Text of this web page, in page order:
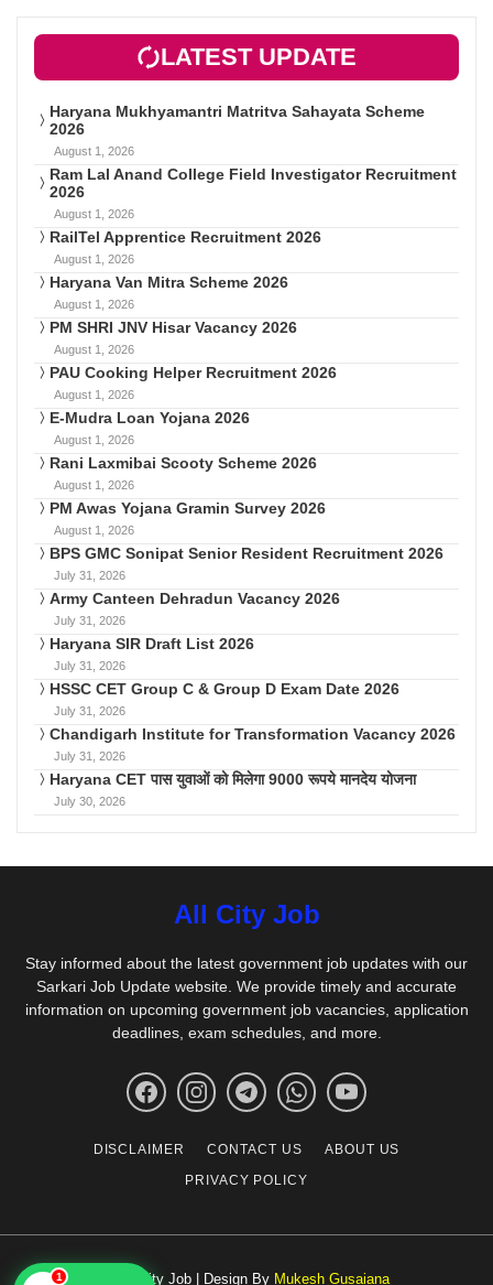
LATEST UPDATE
Haryana Mukhyamantri Matritva Sahayata Scheme
2026
August 1, 2026
Ram Lal Anand College Field Investigator Recruitment
2026
August 1, 2026
RailTel Apprentice Recruitment 2026
August 1, 2026
Haryana Van Mitra Scheme 2026
August 1, 2026
PM SHRI JNV Hisar Vacancy 2026
August 1, 2026
PAU Cooking Helper Recruitment 2026
August 1, 2026
E-Mudra Loan Yojana 2026
August 1, 2026
Rani Laxmibai Scooty Scheme 2026
August 1, 2026
PM Awas Yojana Gramin Survey 2026
August 1, 2026
BPS GMC Sonipat Senior Resident Recruitment 2026
July 31, 2026
Army Canteen Dehradun Vacancy 2026
July 31, 2026
Haryana SIR Draft List 2026
July 31, 2026
HSSC CET Group C & Group D Exam Date 2026
July 31, 2026
Chandigarh Institute for Transformation Vacancy 2026
July 31, 2026
Haryana CET पास युवाओं को मिलेगा 9000 रूपये मानदेय योजना
July 30, 2026
All City Job
Stay informed about the latest government job updates with our
Sarkari Job Update website. We provide timely and accurate
information on upcoming government job vacancies, application
deadlines, exam schedules, and more.
DISCLAIMER CONTACT US
ABOUT US
PRIVACY POLICY
© All City Job | Design By Mukesh Gusaiana
1